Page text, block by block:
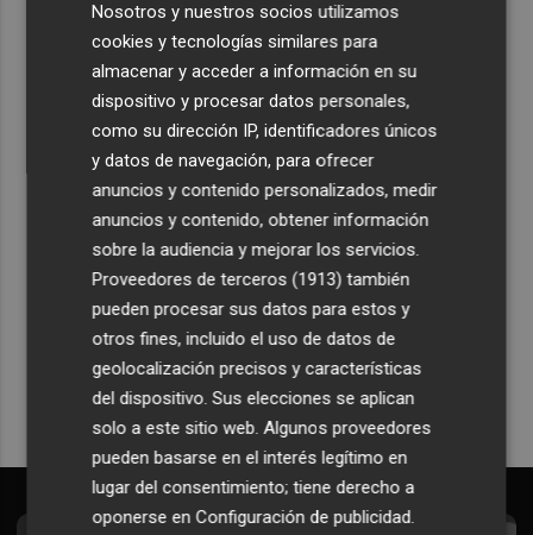
Las '200 vidas' que llevaron a Paco Rabal de Águilas a la
cima del cine: un documental recupera la voz y la mirada
del actor
Recibe toda la actualidad de
Plaza Podcast en tu correo
Quiero suscribirme
Nosotros y nuestros socios utilizamos
cookies y tecnologías similares para
almacenar y acceder a información en su
dispositivo y procesar datos personales,
como su dirección IP, identificadores únicos
y datos de navegación, para ofrecer
anuncios y contenido personalizados, medir
anuncios y contenido, obtener información
sobre la audiencia y mejorar los servicios.
Proveedores de terceros (1913) también
pueden procesar sus datos para estos y
otros fines, incluido el uso de datos de
geolocalización precisos y características
del dispositivo. Sus elecciones se aplican
solo a este sitio web. Algunos proveedores
pueden basarse en el interés legítimo en
lugar del consentimiento; tiene derecho a
oponerse enConfiguración de publicidad.